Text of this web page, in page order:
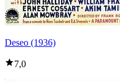
Deseo (1936)
7,0